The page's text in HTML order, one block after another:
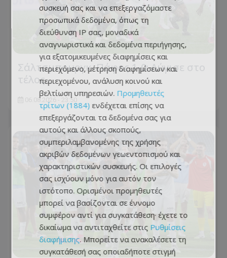
Σάλτσμπουργκ–Πάφος 1-0: Λύγισε στο
τέλος...
06.08.2026 - 23:50
συσκευή σας και να επεξεργαζόμαστε
προσωπικά δεδομένα, όπως τη
διεύθυνση IP σας, μοναδικά
αναγνωριστικά και δεδομένα περιήγησης,
για εξατομικευμένες διαφημίσεις και
περιεχόμενο, μέτρηση διαφημίσεων και
περιεχομένου, ανάλυση κοινού και
βελτίωση υπηρεσιών. Προμηθευτές
τρίτων (1884) ενδέχεται επίσης να
επεξεργάζονται τα δεδομένα σας για
αυτούς και άλλους σκοπούς,
συμπεριλαμβανομένης της χρήσης
ακριβών δεδομένων γεωεντοπισμού και
χαρακτηριστικών συσκευής. Οι επιλογές
σας ισχύουν μόνο για αυτόν τον
ιστότοπο. Ορισμένοι προμηθευτές
μπορεί να βασίζονται σε έννομο
συμφέρον αντί για συγκατάθεση· έχετε το
δικαίωμα να αντιταχθείτε στις Ρυθμίσεις
διαφήμισης. Μπορείτε να ανακαλέσετε τη
συγκατάθεσή σας οποιαδήποτε στιγμή